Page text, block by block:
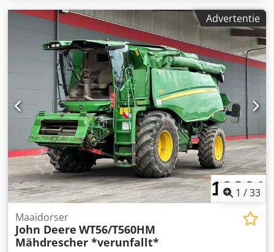
Advertentie
1 /33
Maaidorser
John Deere WT56/T560HM
Mähdrescher *verunfallt*